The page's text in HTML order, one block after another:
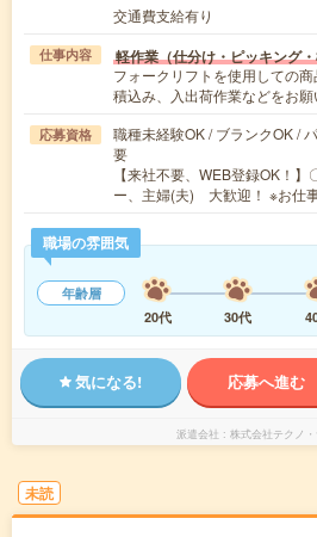
交通費支給有り
仕事内容 軽作業（仕分け・ピッキング
フォークリフトを使用しての
積込み、入出荷作業などをお
応募資格
職種未経験OK / ブランクOK /
要
【来社不要、WEB登録OK！
ー、主婦(夫) 大歓迎！ ※お仕
職場の雰囲気
年齢層
20代
30代
気になる! 応募へ進む
派遣会社 株式会社テクノ
未読